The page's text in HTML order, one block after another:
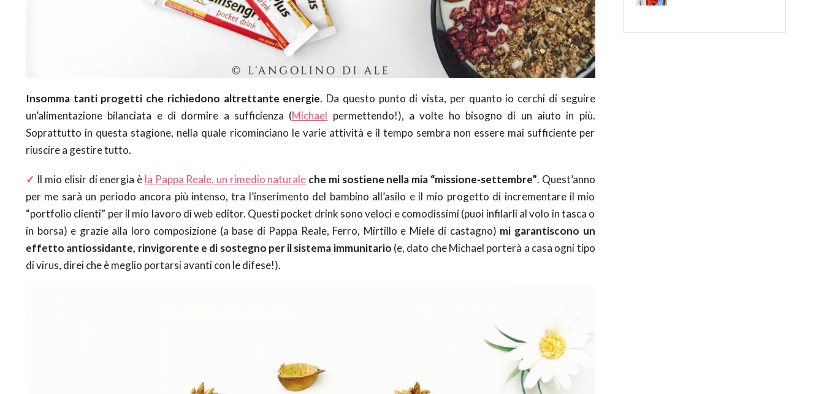
Insomma tanti progetti che richiedono altrettante energie. Da questo punto di vista, per quanto io cerchi di seguire
un’alimentazione bilanciata e di dormire a sufficienza (Michael permettendo!), a volte ho bisogno di un aiuto in più.
Soprattutto in questa stagione, nella quale ricominciano le varie attività e il tempo sembra non essere mai sufficiente per
riuscire a gestire tutto.
✓ Il mio elisir di energia è la Pappa Reale, un rimedio naturale che mi sostiene nella mia “missione-settembre”. Quest’anno
per me sarà un periodo ancora più intenso, tra l’inserimento del bambino all’asilo e il mio progetto di incrementare il mio
“portfolio clienti” per il mio lavoro di web editor. Questi pocket drink sono veloci e comodissimi (puoi infilarli al volo in tasca o
in borsa) e grazie alla loro composizione (a base di Pappa Reale, Ferro, Mirtillo e Miele di castagno) mi garantiscono un
effetto antiossidante, rinvigorente e di sostegno per il sistema immunitario (e, dato che Michael porterà a casa ogni tipo
di virus, direi che è meglio portarsi avanti con le difese!).